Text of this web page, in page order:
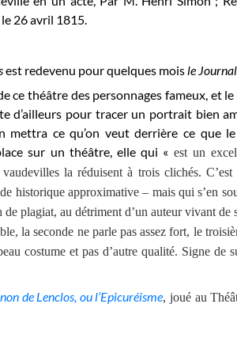
26 avril 1815.
est redevenu pour quelques mois le
ce théâtre des personnages fameux, et
d’ailleurs pour tracer un portrait bien
mettra ce qu’on veut derrière ce que
sur un théâtre, elle qui « est un
la réduisent à trois clichés.
historique approximative – mais qui s’en
de plagiat, au détriment d’un auteur vivant
la seconde ne parle pas assez fort, le
costume et pas d’autre qualité. Signe de
de Lenclos, ou l’Epicuréisme, joué au